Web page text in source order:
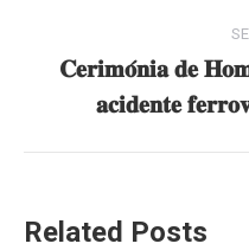
𝐂𝐞𝐫𝐢𝐦𝐨́𝐧𝐢𝐚 𝐝𝐞
𝐚𝐜𝐢𝐝𝐞𝐧𝐭𝐞
Related Posts